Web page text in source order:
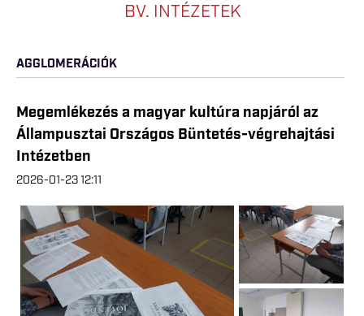
BV. INTÉZETEK
AGGLOMERÁCIÓK
Megemlékezés a magyar kultúra napjáról az
Állampusztai Országos Büntetés-végrehajtási
Intézetben
2026-01-23 12:11